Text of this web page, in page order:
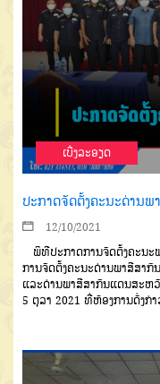
ເບີ່ງລະອຽດ
ປະກາດຈັດຕັ້ງຄະນະດ່ານພ
12/10/2021
ພິທີປະກາດການຈັດຕັ້ງຄະນະ
ການຈັດຕັ້ງຄະນະດ່ານພາສີສາ
ແລະດ່ານພາສີສາກົນແດນສະຫ
5 ຕຸລາ 2021 ທີ່ຫ້ອງການດັ່ງກ່າ